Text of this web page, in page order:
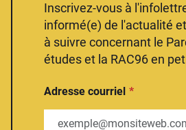
Inscrivez-vous à
informé(e) de l'actualité
à suivre concernant le
études et la RAC96 en
Adresse courriel